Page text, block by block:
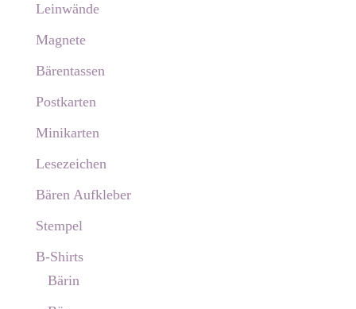
Leinwände
Magnete
Bärentassen
Postkarten
Minikarten
Lesezeichen
Bären Aufkleber
Stempel
B-Shirts
Bärin